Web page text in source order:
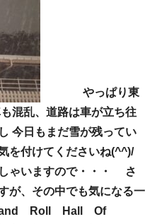
やっぱり東
混乱、道路は車が立ち往
今日もまだ雪が残ってい
を付けてくださいね(^^)/
ゃいますので・・・ さ
が、その中でも気になる一
and Roll Hall Of